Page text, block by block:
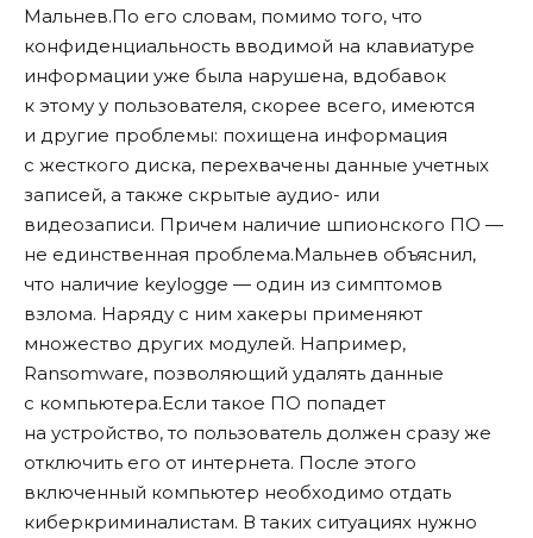
Мальнев.По его словам, помимо того, что
конфиденциальность вводимой на клавиатуре
информации уже была нарушена, вдобавок
к этому у пользователя, скорее всего, имеются
и другие проблемы: похищена информация
с жесткого диска, перехвачены данные учетных
записей, а также скрытые аудио- или
видеозаписи. Причем наличие шпионского ПО —
не единственная проблема.Мальнев объяснил,
что наличие keylogge — один из симптомов
взлома. Наряду с ним хакеры применяют
множество других модулей. Например,
Ransomware, позволяющий удалять данные
с компьютера.Если такое ПО попадет
на устройство, то пользователь должен сразу же
отключить его от интернета. После этого
включенный компьютер необходимо отдать
киберкриминалистам. В таких ситуациях нужно